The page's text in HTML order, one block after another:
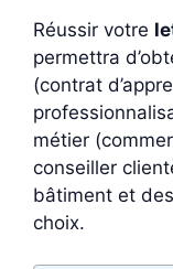
Réussir votre
permettra
(contrat
métier
conseiller
bâtiment et
choix.